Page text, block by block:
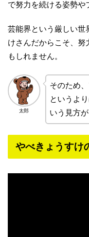
で努力を続ける姿勢や
芸能界という厳しい世
けさんだからこそ、
もしれません。
太郎
そのため
というよ
いう見方
やべきょうすけ